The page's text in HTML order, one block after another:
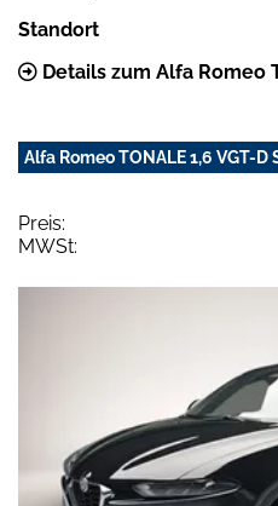
Standort
Details zum Alfa Romeo
Alfa Romeo TONALE 1,6 VGT-D
Preis:
MWSt: